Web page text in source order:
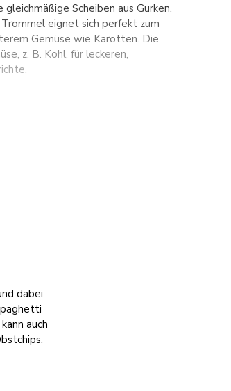
Scheiben aus Gurken,
eignet sich perfekt zum
Gemüse wie Karotten. Die
z. B. Kohl, für leckeren,
dabei
auch